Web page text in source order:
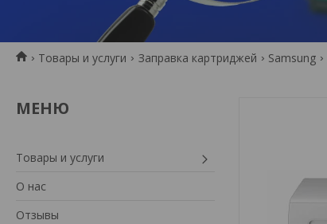
Товары и услуги Заправка картриджей Samsung
Товары и услуги
О нас
Отзывы